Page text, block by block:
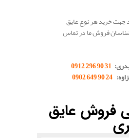
جهت خرید هر نوع عایق
فروش ما در تماس
31 90 296 0912
24 90 649 0902
فروش عایق